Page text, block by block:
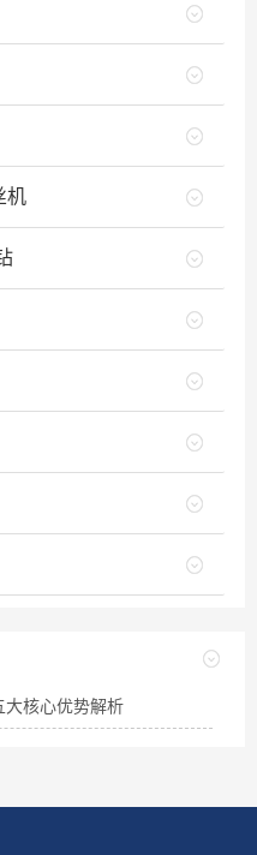
机
大核心优势解析